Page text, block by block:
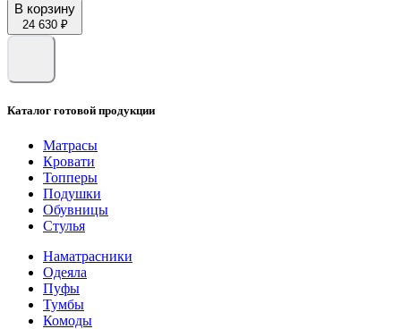
В корзину
24 630 ₽
Каталог готовой продукции
Матрасы
Кровати
Топперы
Подушки
Обувницы
Стулья
Наматрасники
Одеяла
Пуфы
Тумбы
Комоды